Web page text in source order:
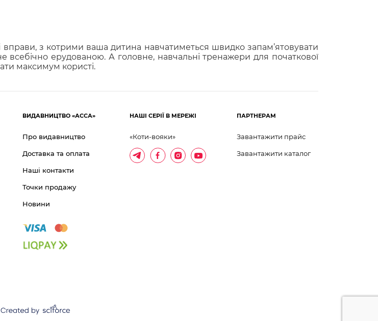
з котрими ваша дитина навчатиметься швидко запам’ятовувати
ерудованою. А головне, навчальні тренажери для початкової
максимум користі.
ВИДАВНИЦТВО «АССА»
Про видавництво
Доставка та оплата
Наші контакти
Точки продажу
Новини
НАШІ СЕРІЇ В МЕРЕЖІ
«Коти-вояки»
ПАРТНЕРАМ
Завантажити прайс
Завантажити каталог